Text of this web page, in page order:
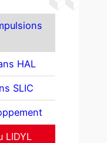
HAL
SLIC
LIDYL